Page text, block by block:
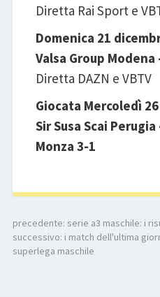
Diretta Rai Sport e
Domenica 21
Valsa Group
Diretta DAZN e VBTV
Giocata Mercoledì
Sir Susa Scai
Monza 3-1
precedente: serie a3 maschile: i
successivo: i match dell'ultima
superlega maschile